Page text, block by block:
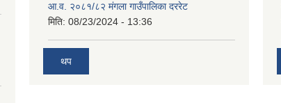
आ.व. २०८१/८२ मंगला गाउँपालिका दररेट
मिति: 08/23/2024 - 13:36
थप